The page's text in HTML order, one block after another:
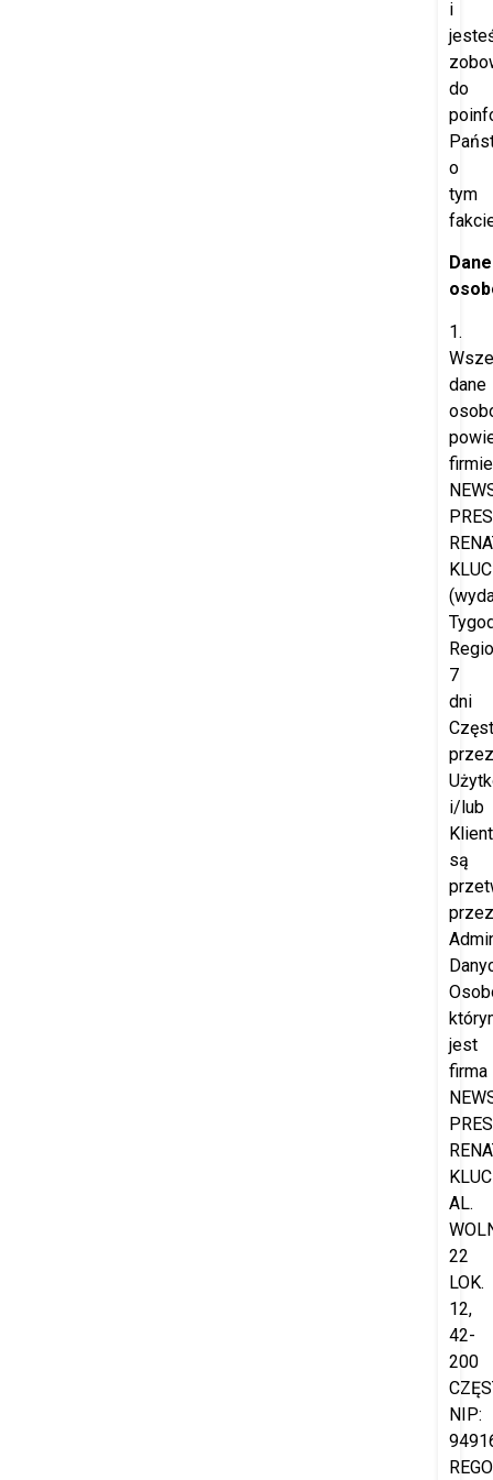
i
do
o
tym
Dane
1.
dane
firmie
7
dni
przez
i/lub
są
przez
jest
firma
AL.
22
LOK.
12,
42-
200
NIP: